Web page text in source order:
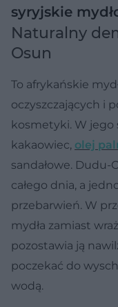
syryjskie
Naturalny
Osun
To afrykańskie
oczyszczających i
kosmetyki. W jego
kakaowiec, olej
sandałowe. Dudu-
całego dnia, a
przebarwień. W
mydła zamiast
pozostawia ją
poczekać do
wodą.